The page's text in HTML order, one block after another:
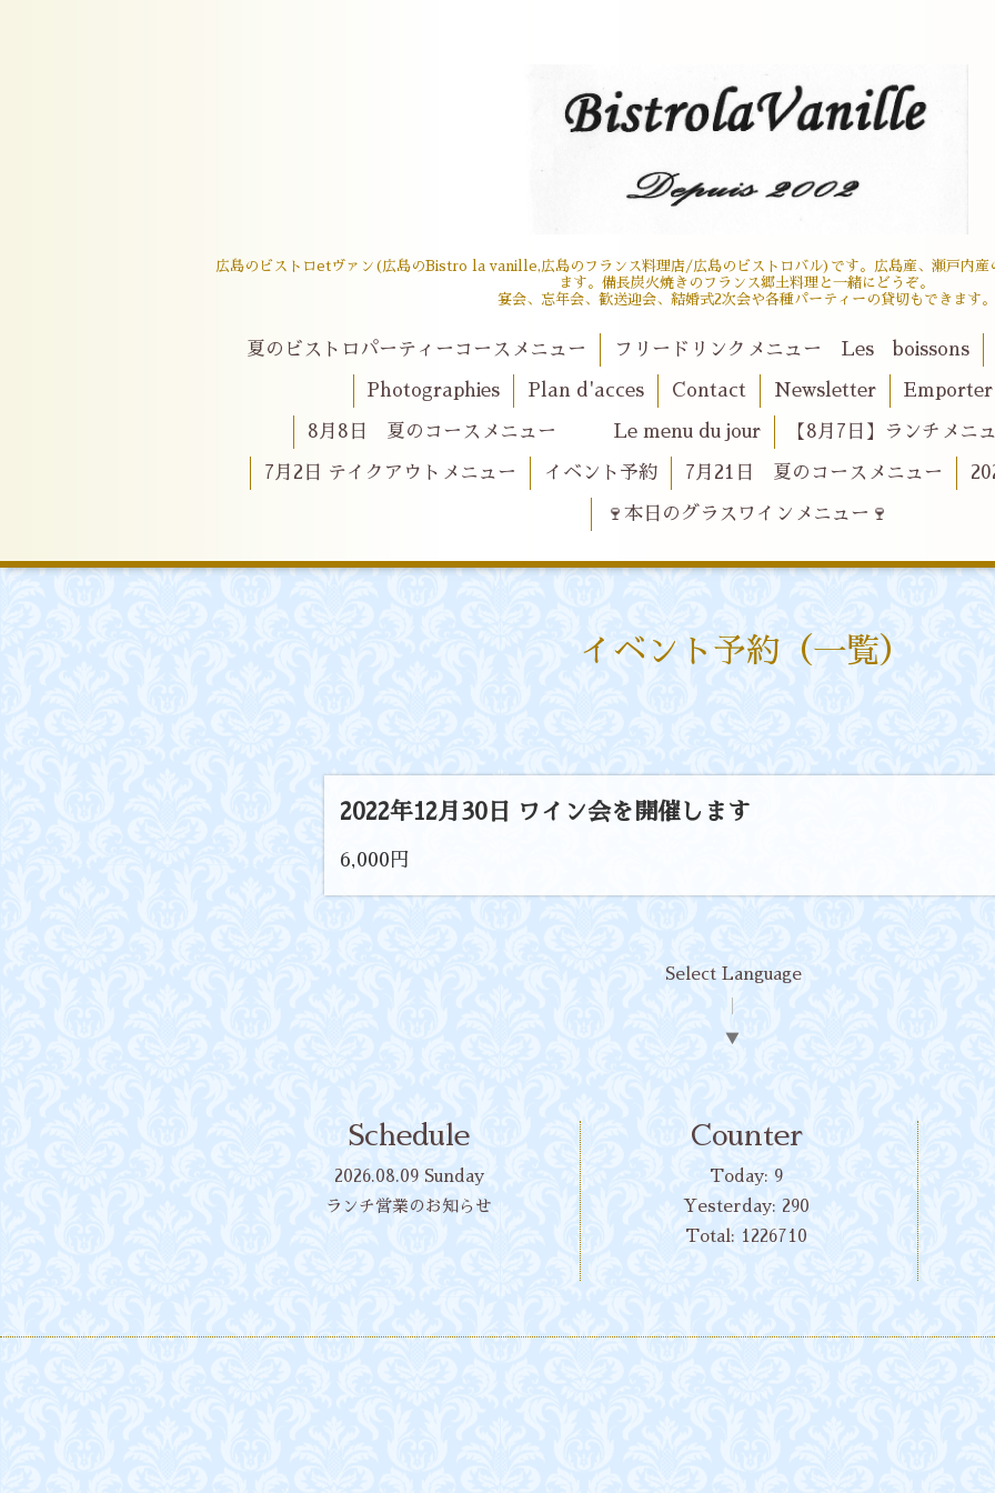
広島のビストロetヴァン(広島のBistro la vanille,広島のフランス料理店/広島のビストロバル)です。広島産、瀬戸内産
ます。備長炭火焼きのフランス郷土料理と一緒にどうぞ。
宴会、忘年会、歓送迎会、結婚式2次会や各種パーティーの貸切もできます。
夏のビストロパーティーコースメニュー フリードリンクメニュー Les boissons
Photographies Plan d'acces Contact Newsletter
8月8日 夏のコースメニュー Le menu du jour 【8月7日】ランチ
7月2日 テイクアウトメニュー イベント予約 7月21日 夏のコースメニュー
🍷本日のグラスワインメニュー🍷
イベント予約（一覧）
2022年12月30日 ワイン会を開催します
6,000円
Select Language
▼
Schedule
2026.08.09 Sunday
ランチ営業のお知らせ
Counter
Today: 9
Yesterday: 290
Total: 1226710